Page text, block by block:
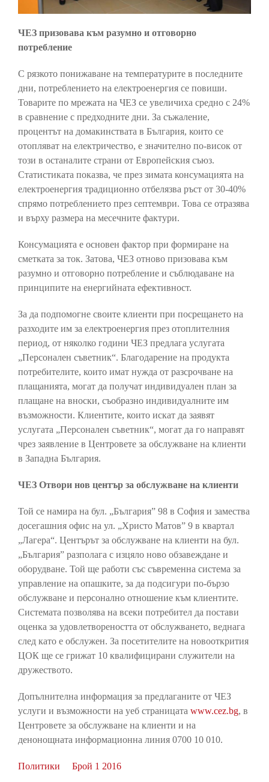
ЧЕЗ призовава към разумно и отговорно
потребление
С рязкото понижаване на температурите в последните
дни, потреблението на електроенергия се повиши.
Товарите по мрежата на ЧЕЗ се увеличиха средно с 24%
в сравнение с предходните дни. За съжаление,
процентът на домакинствата в България, които се
отопляват на електричество, е значително по-висок от
този в останалите страни от Европейския съюз.
Статистиката показва, че през зимата консумацията на
електроенергия традиционно отбелязва ръст от 30-40%
спрямо потреблението през септември. Това се отразява
и върху размера на месечните фактури.
Консумацията е основен фактор при формиране на
сметката за ток. Затова, ЧЕЗ отново призовава към
разумно и отговорно потребление и съблюдаване на
принципите на енергийната ефективност.
За да подпомогне своите клиенти при посрещането на
разходите им за електроенергия през отоплителния
период, от няколко години ЧЕЗ предлага услугата
„Персонален съветник“. Благодарение на продукта
потребителите, които имат нужда от разсрочване на
плащанията, могат да получат индивидуален план за
плащане на вноски, съобразно индивидуалните им
възможности. Клиентите, които искат да заявят
услугата „Персонален съветник“, могат да го направят
чрез заявление в Центровете за обслужване на клиенти
в Западна България.
ЧЕЗ Отвори нов център за обслужване на клиенти
Той се намира на бул. „България” 98 в София и замества
досегашния офис на ул. „Христо Матов” 9 в квартал
„Лагера“. Центърът за обслужване на клиенти на бул.
„България” разполага с изцяло ново обзавеждане и
оборудване. Той ще работи със съвременна система за
управление на опашките, за да подсигури по-бързо
обслужване и персонално отношение към клиентите.
Системата позволява на всеки потребител да постави
оценка за удовлетвореността от обслужването, веднага
след като е обслужен. За посетителите на новооткрития
ЦОК ще се грижат 10 квалифицирани служители на
дружеството.
Допълнителна информация за предлаганите от ЧЕЗ
услуги и възможности на уеб страницата www.cez.bg, в
Центровете за обслужване на клиенти и на
денонощната информационна линия 0700 10 010.
Политики Брой 1 2016